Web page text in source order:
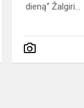
dieną“ Žalgiri...